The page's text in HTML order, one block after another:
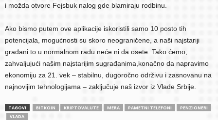
i možda otvore Fejsbuk nalog gde blamiraju rodbinu.
Ako bismo putem ove aplikacije iskoristili samo 10 posto tih
potencijala, mogućnosti su skoro neograničene, a naši najstariji
građani to u normalnom radu neće ni da osete. Tako ćemo,
zahvaljujući našim najstarijim sugrađanima,konačno da napravimo
ekonomiju za 21. vek – stabilnu, dugoročno održivu i zasnovanu na
najnovijim tehnologijama – zaključuje naš izvor iz Vlade Srbije.
TAGOVI BITKOIN KRIPTOVALUTE MERA PAMETNI TELEFONI
PENZIONERI
VLADA